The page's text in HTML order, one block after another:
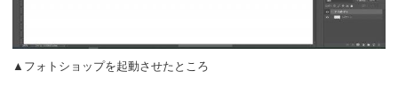
▲フォトショップを起動させたところ